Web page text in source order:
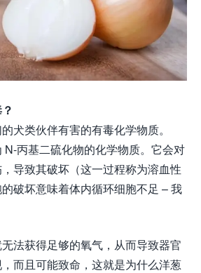
犬类伙伴有害的有毒化学物质。
N-丙基二硫化物的化学物质。它会对
导致其破坏（这一过程称为溶血性
破坏意味着体内循环细胞不足 – 我
法获得足够的氧气，从而导致器官
而且可能致命，这就是为什么洋葱